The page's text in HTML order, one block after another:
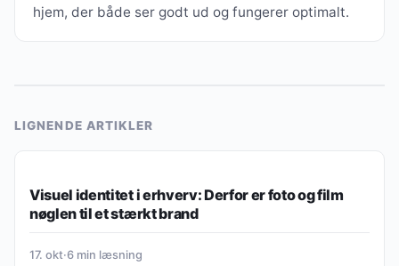
hjem, der både ser godt ud og fungerer optimalt.
LIGNENDE ARTIKLER
Visuel identitet i erhverv: Derfor er foto og film
nøglen til et stærkt brand
17. okt·6 min læsning